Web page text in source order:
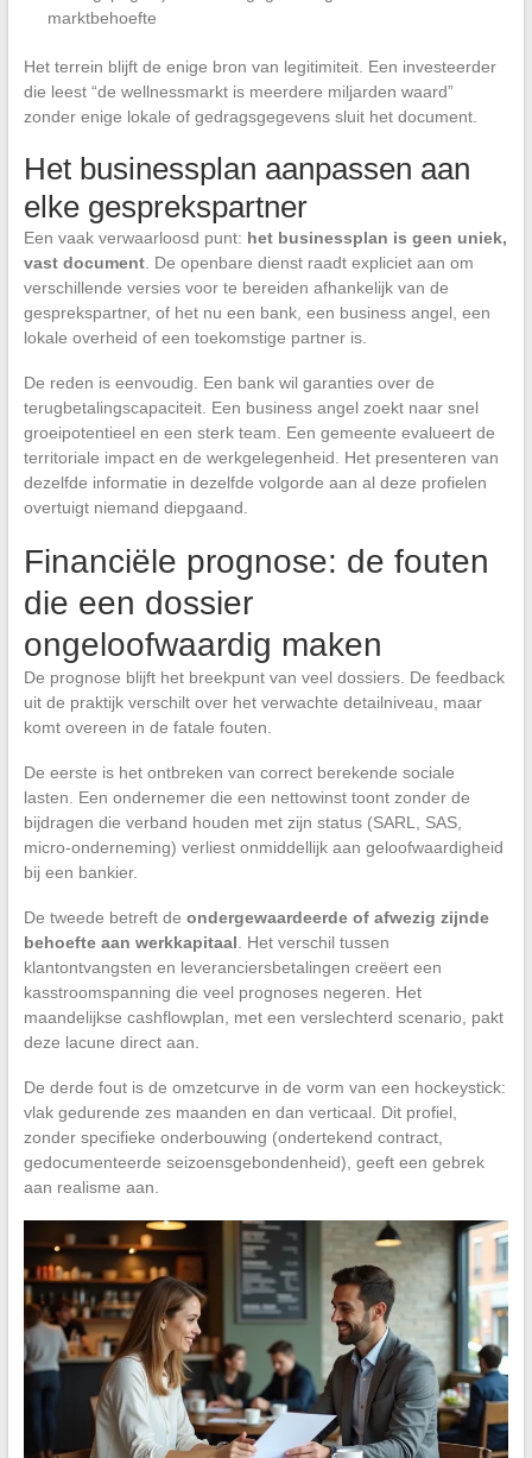
marktbehoefte
Het terrein blijft de enige bron van legitimiteit. Een investeerder
die leest “de wellnessmarkt is meerdere miljarden waard”
zonder enige lokale of gedragsgegevens sluit het document.
Het businessplan aanpassen aan
elke gesprekspartner
Een vaak verwaarloosd punt: het businessplan is geen uniek,
vast document. De openbare dienst raadt expliciet aan om
verschillende versies voor te bereiden afhankelijk van de
gesprekspartner, of het nu een bank, een business angel, een
lokale overheid of een toekomstige partner is.
De reden is eenvoudig. Een bank wil garanties over de
terugbetalingscapaciteit. Een business angel zoekt naar snel
groeipotentieel en een sterk team. Een gemeente evalueert de
territoriale impact en de werkgelegenheid. Het presenteren van
dezelfde informatie in dezelfde volgorde aan al deze profielen
overtuigt niemand diepgaand.
Financiële prognose: de fouten
die een dossier
ongeloofwaardig maken
De prognose blijft het breekpunt van veel dossiers. De feedback
uit de praktijk verschilt over het verwachte detailniveau, maar
komt overeen in de fatale fouten.
De eerste is het ontbreken van correct berekende sociale
lasten. Een ondernemer die een nettowinst toont zonder de
bijdragen die verband houden met zijn status (SARL, SAS,
micro-onderneming) verliest onmiddellijk aan geloofwaardigheid
bij een bankier.
De tweede betreft de ondergewaardeerde of afwezig zijnde
behoefte aan werkkapitaal. Het verschil tussen
klantontvangsten en leveranciersbetalingen creëert een
kasstroomspanning die veel prognoses negeren. Het
maandelijkse cashflowplan, met een verslechterd scenario, pakt
deze lacune direct aan.
De derde fout is de omzetcurve in de vorm van een hockeystick:
vlak gedurende zes maanden en dan verticaal. Dit profiel,
zonder specifieke onderbouwing (ondertekend contract,
gedocumenteerde seizoensgebondenheid), geeft een gebrek
aan realisme aan.